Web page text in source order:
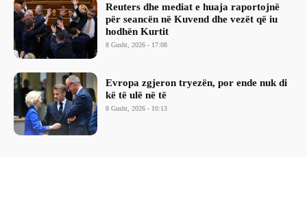
Reuters dhe mediat e huaja raportojnë
për seancën në Kuvend dhe vezët që iu
hodhën Kurtit
8 Gusht, 2026 - 17:08
Evropa zgjeron tryezën, por ende nuk di
kë të ulë në të
8 Gusht, 2026 - 10:13